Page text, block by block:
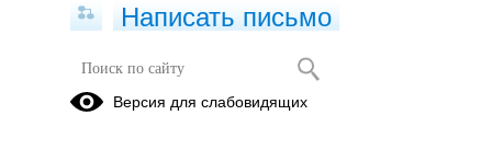
График ШЭ ВсОШ
Написать письмо
Версия для слабовидящих